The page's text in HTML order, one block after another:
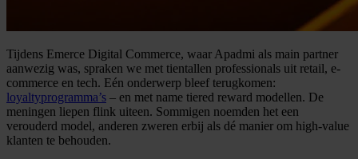
Tijdens Emerce Digital Commerce, waar Apadmi als main partner
aanwezig was, spraken we met tientallen professionals uit retail, e-
commerce en tech. Eén onderwerp bleef terugkomen:
loyaltyprogramma’s – en met name tiered reward modellen. De
meningen liepen flink uiteen. Sommigen noemden het een
verouderd model, anderen zweren erbij als dé manier om high-value
klanten te behouden.